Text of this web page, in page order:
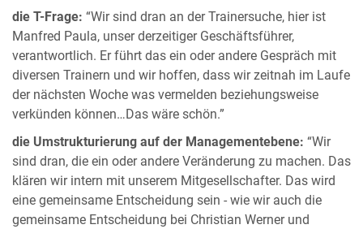
die T-Frage: “Wir sind dran an der Trainersuche, hier ist
Manfred Paula, unser derzeitiger Geschäftsführer,
verantwortlich. Er führt das ein oder andere Gespräch mit
diversen Trainern und wir hoffen, dass wir zeitnah im Laufe
der nächsten Woche was vermelden beziehungsweise
verkünden können…Das wäre schön.”
die Umstrukturierung auf der Managementebene: “Wir
sind dran, die ein oder andere Veränderung zu machen. Das
klären wir intern mit unserem Mitgesellschafter. Das wird
eine gemeinsame Entscheidung sein - wie wir auch die
gemeinsame Entscheidung bei Christian Werner und